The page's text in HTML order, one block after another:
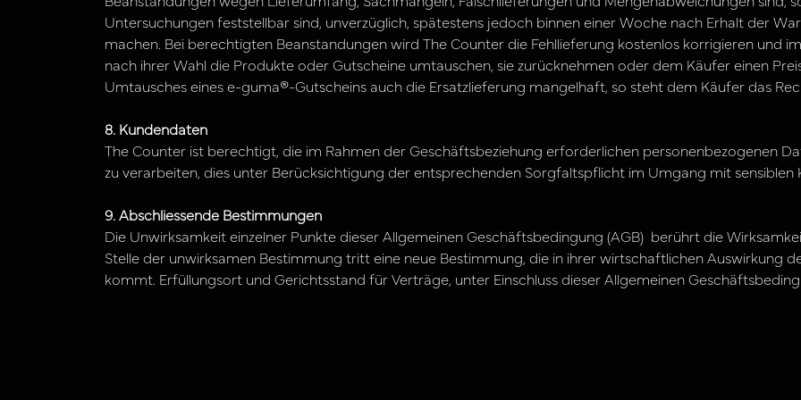
Beanstandungen wegen Lieferumfang, Sachmängeln, Falschlieferungen und Mengenabweichungen sind,
Untersuchungen feststellbar sind, unverzüglich, spätestens jedoch binnen einer Woche nach Erhalt der
machen. Bei berechtigten Beanstandungen wird The Counter die Fehllieferung kostenlos korrigieren und
nach ihrer Wahl die Produkte oder Gutscheine umtauschen, sie zurücknehmen oder dem Käufer einen
Umtausches eines e-guma®-Gutscheins auch die Ersatzlieferung mangelhaft, so steht dem Käufer das
8. Kundendaten
The Counter ist berechtigt, die im Rahmen der Geschäftsbeziehung erforderlichen personenbezogenen
zu verarbeiten, dies unter Berücksichtigung der entsprechenden Sorgfaltspflicht im Umgang mit sensiblen
9. Abschliessende Bestimmungen
Die Unwirksamkeit einzelner Punkte dieser Allgemeinen Geschäftsbedingung (AGB) berührt die
Stelle der unwirksamen Bestimmung tritt eine neue Bestimmung, die in ihrer wirtschaftlichen Auswirkung
kommt. Erfüllungsort und Gerichtsstand für Verträge, unter Einschluss dieser Allgemeinen